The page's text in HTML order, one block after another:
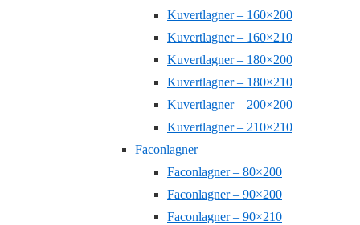
Kuvertlagner – 160×200
Kuvertlagner – 160×210
Kuvertlagner – 180×200
Kuvertlagner – 180×210
Kuvertlagner – 200×200
Kuvertlagner – 210×210
Faconlagner
Faconlagner – 80×200
Faconlagner – 90×200
Faconlagner – 90×210